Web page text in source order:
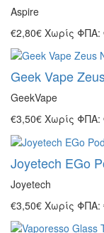
Aspire
€2,80€ Χωρίς ΦΠΑ:
Geek Vape
GeekVape
€3,50€ Χωρίς ΦΠΑ:
Joyetech EGo
Joyetech
€3,50€ Χωρίς ΦΠΑ: